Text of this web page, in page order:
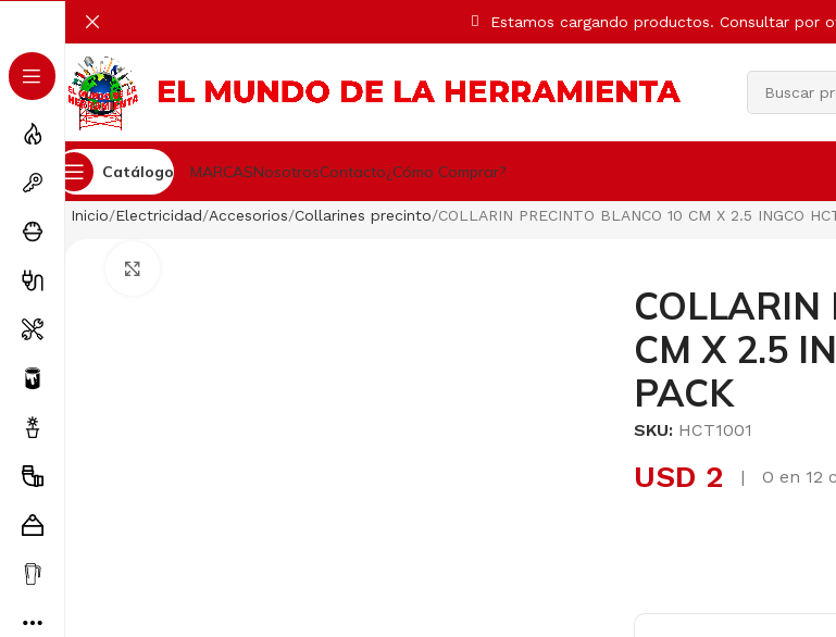
Catálogo MARCASNosotrosContacto¿Cómo Comprar?
Inicio Electricidad Accesorios Collarines precinto COLLARIN PRECINTO BLANCO 10 CM X 2.5 INGCO
COLLARIN
CM X 2.5
PACK
SKU: HCT1001
USD 2 | O en 12
Estamos cargando productos. Consultar por